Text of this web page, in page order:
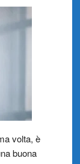
volta, è
buona